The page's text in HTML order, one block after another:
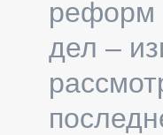
реформ
дел –